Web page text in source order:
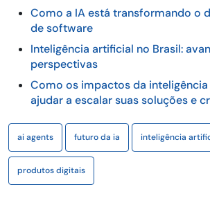
Como a IA está transformando o
de software
Inteligência artificial no Brasil:
perspectivas
Como os impactos da
ajudar a escalar suas soluções e
ai agents futuro da ia inteligência
produtos digitais